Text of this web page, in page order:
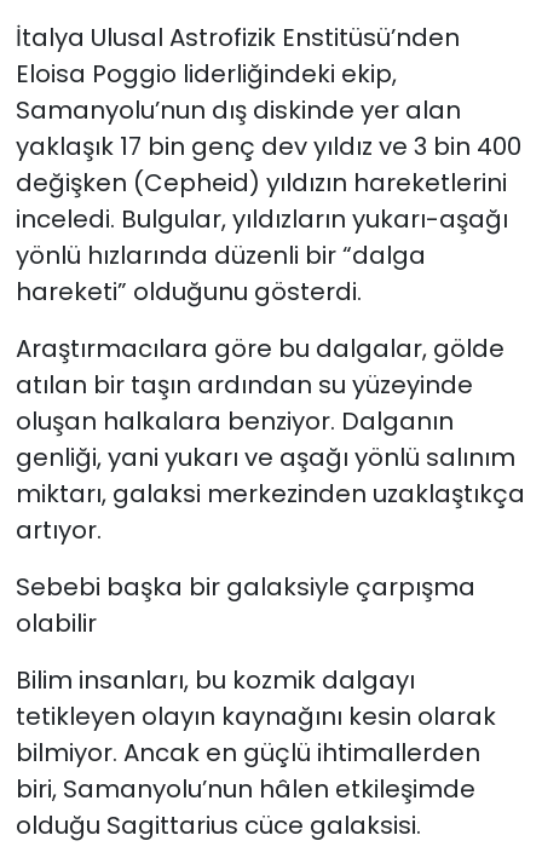
İtalya Ulusal Astrofizik Enstitüsü’nden
Eloisa Poggio liderliğindeki ekip,
Samanyolu’nun dış diskinde yer alan
yaklaşık 17 bin genç dev yıldız ve 3 bin 400
değişken (Cepheid) yıldızın hareketlerini
inceledi. Bulgular, yıldızların yukarı-aşağı
yönlü hızlarında düzenli bir “dalga
hareketi” olduğunu gösterdi.
Araştırmacılara göre bu dalgalar, gölde
atılan bir taşın ardından su yüzeyinde
oluşan halkalara benziyor. Dalganın
genliği, yani yukarı ve aşağı yönlü salınım
miktarı, galaksi merkezinden uzaklaştıkça
artıyor.
Sebebi başka bir galaksiyle çarpışma
olabilir
Bilim insanları, bu kozmik dalgayı
tetikleyen olayın kaynağını kesin olarak
bilmiyor. Ancak en güçlü ihtimallerden
biri, Samanyolu’nun hâlen etkileşimde
olduğu Sagittarius cüce galaksisi.
Video Galeri
YAŞAM
Yazarlar